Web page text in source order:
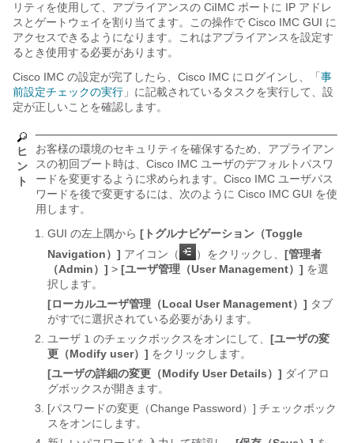
リティを使用して、アプライアンスの CiIMC ポートに IP アドレ
スとゲートウェイを割り当てます。この操作で Cisco IMC GUI に
アクセスできるようになります。これはアプライアンスを設定す
るとき使用する必要があります。
Cisco IMC の設定が完了したら、Cisco IMC にログインし、「 事
前設定チェックの実行 」に記載されているタスクを実行して、設
定が正しいことを確認します。
ヒ
ン
ト
お客様の環境のセキュリティを確保するため、アプライアン
スの初回ブート時は、Cisco IMC ユーザのデフォルトパスワ
ードを変更するように求められます。Cisco IMC ユーザパス
ワードを後で変更するには、次のように Cisco IMC GUI を使
用します。
GUI の左上隅から [トグルナビゲーション（Toggle
Navigation）] アイコン（ ）をクリックし、 [管理者
（Admin）] > [ユーザ管理（User Management）] を選
択します。
[ローカルユーザ管理（Local User Management）] タブ
がすでに選択されている必要があります。
ユーザ 1 のチェックボックスをオンにして、 [ユーザの変
更（Modify user）] をクリックします。
[ユーザの詳細の変更（Modify User Details）] ダイアロ
グボックスが開きます。
[パスワードの変更（Change Password）] チェックボック
スをオンにします。